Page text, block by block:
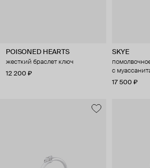
POISONED HEARTS
жесткий браслет ключ
12 200 ₽
SKYE
с
17 500 ₽